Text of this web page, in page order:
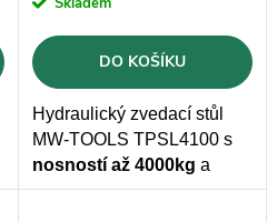
DO KOŠÍKU
Hydraulický zvedací stůl
MW-TOOLS TPSL4100 s
nosností až 4000kg a
výškou zvedání 1050mm